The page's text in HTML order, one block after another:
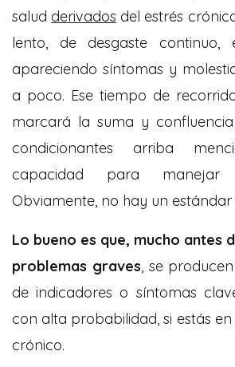
salud derivados del estrés
lento, de desgaste
apareciendo síntomas y
a poco. Ese tiempo de
marcará la suma y
condicionantes arriba
capacidad para manejar
Obviamente, no hay un estándar
Lo bueno es que, mucho antes
problemas graves , se
de indicadores o síntomas
con alta probabilidad, si estás
crónico.